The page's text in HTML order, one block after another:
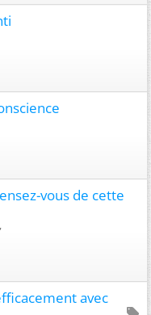
vous de cette
avec